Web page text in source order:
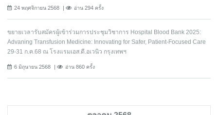
24 พฤศจิกายน 2568 อ่าน 294 ครั้ง
ขยายเวลารับสมัครผู้เข้าร่วมการประชุมวิชาการ Hospital Blood Bank 2025:
Advaning Transfusion Medicine: Innovating for Safer, Patient-Focused Care
29-31 ก.ค.68 ณ โรงแรมเอส.ดี.อเวนิว กรุงเทพฯ
6 มิถุนายน 2568 อ่าน 860 ครั้ง